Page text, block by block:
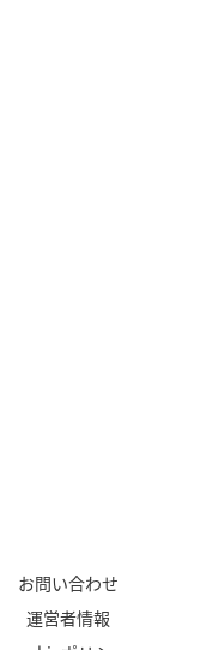
お問い合わせ
運営者情報